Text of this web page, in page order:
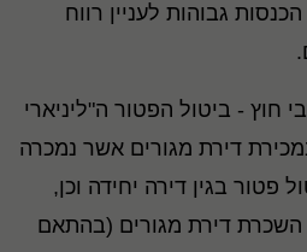
גבוהות לעניין רווח
.
חוץ - ביטול הפטור ה"ליניארי
דירת מגורים אשר נמכרה
ביטול פטור בגין דירה יחידה וכן,
דירת מגורים (בהתאם